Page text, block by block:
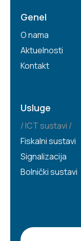
Genel
O nama
Aktuelnosti
Kontakt
Usluge
ICT sustavi
Fiskalni sustavi
Signalizacija
Bolnički sustavi